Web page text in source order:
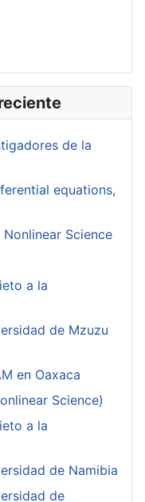
de la
equations,
Science
a la
de Mzuzu
en Oaxaca
Science)
a la
de Namibia
de